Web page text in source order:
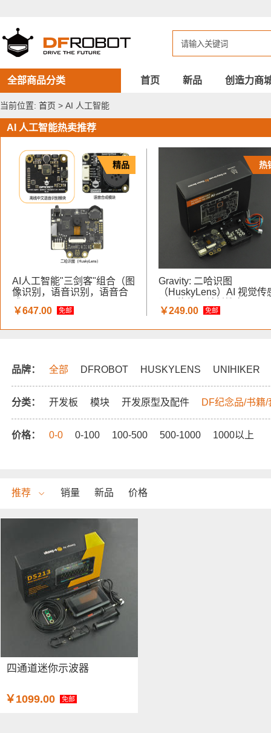
工
智
能
全部商品分类 首页 新品 创造力商
当前位置: 首页 > AI 人工智能
AI 人工智能热卖推荐
精品
AI人工智能"三剑客"组合（图
像识别，语音识别，语音合
￥647.00 免邮
热
Gravity: 二哈识图
（HuskyLens）AI 视觉传
￥249.00 免邮
品牌： 全部 DFROBOT HUSKYLENS UNIHIKER
分类： 开发板 模块 开发原型及配件 DF纪念品/书籍/
价格： 0-0 0-100 100-500 500-1000 1000以上
推荐 销量 新品 价格
四通道迷你示波器
￥1099.00 免邮